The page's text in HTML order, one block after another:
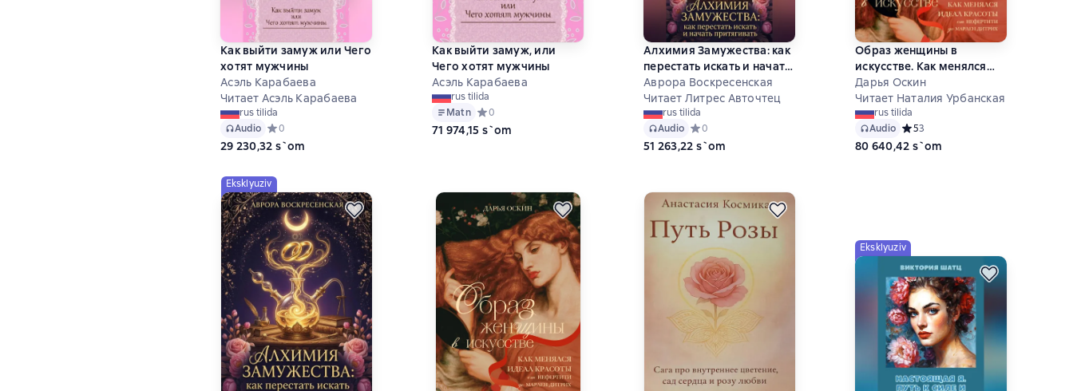
Как выйти замуж или Чего
хотят мужчины
Асэль Карабаева
Читает Асэль Карабаева
rus tilida
Audio Средний рейтинг 0 на основе 0 оценок
0
29 230,32 s`om
Как выйти замуж, или
Чего хотят мужчины
Асэль Карабаева
rus tilida
Matn Средний рейтинг 0 на основе 0 оценок
0
71 974,15 s`om
Алхимия Замужества: как
перестать искать и начать
притягивать
Аврора Воскресенская
Читает Литрес Авточтец
rus tilida
Audio Средний рейтинг 0 на основе 0 оценок
0
51 263,22 s`om
Образ женщины в
искусстве. Как менялся
идеал красоты от
Нефертити до Марлен
Дитрих
Дарья Оскин
Читает Наталия Урбанская
rus tilida
Audio Средний рейтинг 5 на основе 3
53
80 640,42 s`om
Eksklyuziv
Eksklyuziv